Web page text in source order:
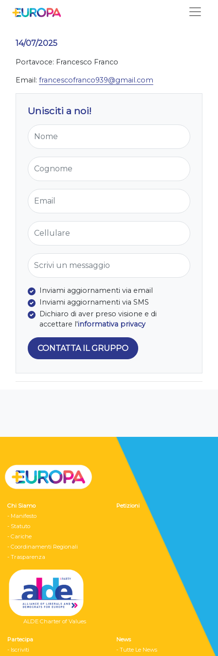
Lovanio
14/07/2025
Portavoce: Francesco Franco
Email: francescofranco939@gmail.com
Unisciti a noi!
Nome
Cognome
Email
Cellulare
Scrivi un messaggio
Inviami aggiornamenti via email
Inviami aggiornamenti via SMS
Dichiaro di aver preso visione e di
accettare l'informativa privacy
Chi Siamo
- Manifesto
- Statuto
- Cariche
- Coordinamenti Regionali
- Trasparenza
ALDE Charter of Values
Petizioni
Partecipa
- Iscriviti
News
- Tutte Le News